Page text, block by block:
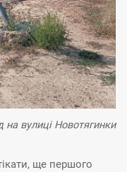
на вулиці Новотягинки
ще першого